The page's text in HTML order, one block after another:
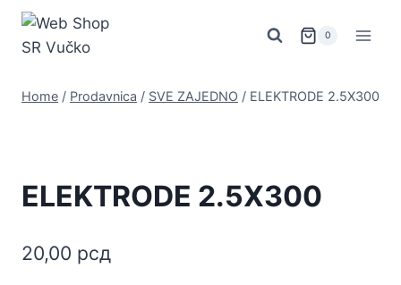
Skip
content
0
Home / Prodavnica / SVE ZAJEDNO / ELEKTRODE 2.5X300
ELEKTRODE 2.5X300
20,00 рсд